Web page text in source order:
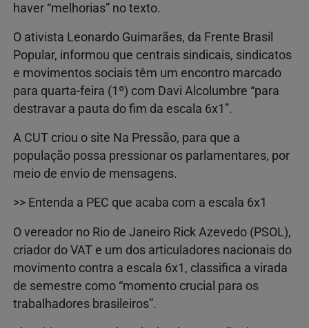
haver “melhorias” no texto.
O ativista Leonardo Guimarães, da Frente Brasil
Popular, informou que centrais sindicais, sindicatos
e movimentos sociais têm um encontro marcado
para quarta-feira (1º) com Davi Alcolumbre “para
destravar a pauta do fim da escala 6x1”.
A CUT criou o site Na Pressão, para que a
população possa pressionar os parlamentares, por
meio de envio de mensagens.
>> Entenda a PEC que acaba com a escala 6x1
O vereador no Rio de Janeiro Rick Azevedo (PSOL),
criador do VAT e um dos articuladores nacionais do
movimento contra a escala 6x1, classifica a virada
de semestre como “momento crucial para os
trabalhadores brasileiros”.